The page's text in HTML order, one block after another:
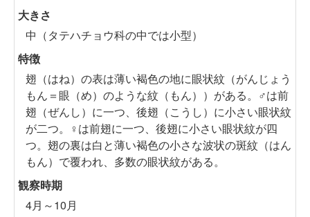
大きさ
中（タテハチョウ科の中では小型）
特徴
翅（はね）の表は薄い褐色の地に眼状紋（がんじょう
もん＝眼（め）のような紋（もん））がある。♂は前
翅（ぜんし）に一つ、後翅（こうし）に小さい眼状紋
が二つ。♀は前翅に一つ、後翅に小さい眼状紋が四
つ。翅の裏は白と薄い褐色の小さな波状の斑紋（はん
もん）で覆われ、多数の眼状紋がある。
観察時期
4月～10月